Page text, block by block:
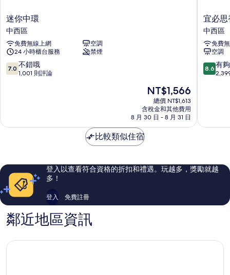
迷
你
中
環
中
西
區
迷你中環
中西區
免費無線上網
空調
24 小時櫃台服務
禁煙
7.0
分，
錯
評
論
7.0 不錯哦
1,001 則評論
現
價
格
為
NT$1,566
總價 NT$1,613
含稅金和其他費用
8 月 30 日 - 8 月 31 日
宜
必
思
香
港
中
上
區
宜必思
中西區
免費
空調
8.6
分，
夠
評
論
8.6 有
比較類似住宿
登入以查看符合資格的折扣和禮遇。玩越多，獎勵就越
多！
登入 免費註冊
鄰近地區資訊